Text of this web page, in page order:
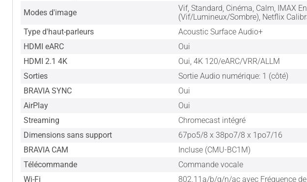
Modes d'image
Vif, Standard, Cinéma, Calm, IMAX
(Vif/Lumineux/Sombre), Netflix
Type d'haut-parleurs
Acoustic Surface Audio+
HDMI eARC
Oui
HDMI 2.1 4K
Oui, 4K 120/eARC/VRR/ALLM
Sorties
Sortie Audio numérique: 1 (côté)
BRAVIA SYNC
Oui
AirPlay
Oui
Streaming
Chromecast intégré
Dimensions sans support
67po5/8 x 38po7/8 x 1po7/16
BRAVIA CAM
Incluse (CMU-BC1M)
Télécommande
Commande vocale
Wi-Fi
802.11a/b/g/n/ac avec Fréquence